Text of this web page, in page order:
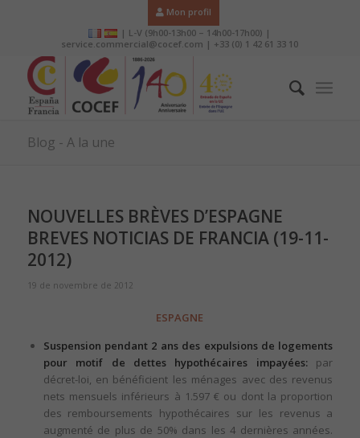
Mon profil
| L-V (9h00-13h00 – 14h00-17h00) |
service.commercial@cocef.com | +33 (0) 1 42 61 33 10
Blog - A la une
NOUVELLES BRÈVES D’ESPAGNE
BREVES NOTICIAS DE FRANCIA (19-11-
2012)
19 de novembre de 2012
ESPAGNE
Suspension pendant 2 ans des expulsions de logements
pour motif de dettes hypothécaires impayées:par
décret-loi, en bénéficient les ménages avec des revenus
nets mensuels inférieurs à 1.597 € ou dont la proportion
des remboursements hypothécaires sur les revenus a
augmenté de plus de 50% dans les 4 dernières années.